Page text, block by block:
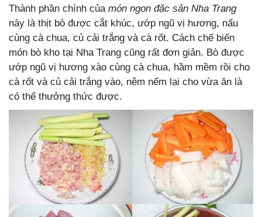
Thành phần chính của món ngon đặc sản Nha Trang
này là thịt bò được cắt khúc, ướp ngũ vị hương, nấu
cùng cà chua, củ cải trắng và cà rốt. Cách chế biến
món bò kho tại Nha Trang cũng rất đơn giản. Bò được
ướp ngũ vị hương xào cùng cà chua, hầm mềm rồi cho
cà rốt và củ cải trắng vào, nêm nếm lại cho vừa ăn là
có thể thưởng thức được.